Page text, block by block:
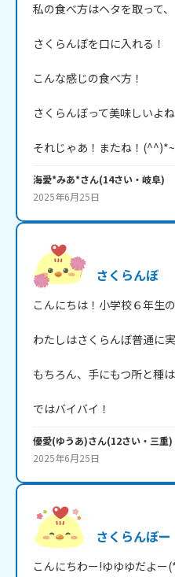
私の食べ方はヘタを取って、
さくらんぼを口に入れる！
こんな感じの食べ方！
さくらんぼって美味しいよね
それじゃあ！またね！(^^)*~
海愛*みあ*さん(14さい・ 岐阜)
2025年6月25日
さくらんぼ
こんにちは！小学校６年生
わたしはさくらんぼ普通に実
もちろん、手にもつ所と種は
ではバイバイ！
優愛(ゆうあ)さん(12さい・ 三重)
2025年6月25日
さくらんぼー
こんにちわー!ゆゆゆだよー